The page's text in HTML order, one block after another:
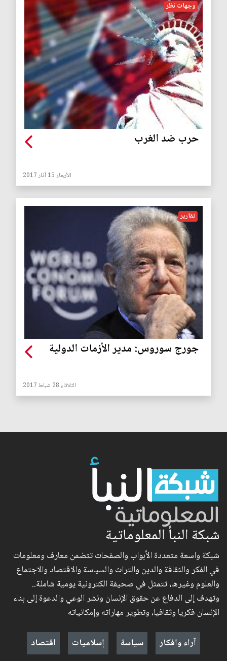
وجهات نظر
حرب ضد الغرب
الأربعاء 15 آذار 2017
تقارير
جورج سوروس: مدير الأزمات الدولية
الثلاثاء 28 شباط 2017
شبكة النبأ المعلوماتية
شبكة واسعة متعددة الأبواب والصفحات تتضمن معارف ومعلومات
في الفكر والثقافة والدين والتراث والسياسة والاقتصاد والاجتماع
والعلوم وغيرها، تتمثل في صحيفة الكترونية يومية شاملة..
وتهدف إلى الدفاع عن حقوق الإنسان ونشر الوعي والدعوة إلى بناء
الإنسان فكريا وثقافيا، وتطوير مهاراته وإمكانياته
آراء وافكار
سياسة إسلاميات اقتصاد